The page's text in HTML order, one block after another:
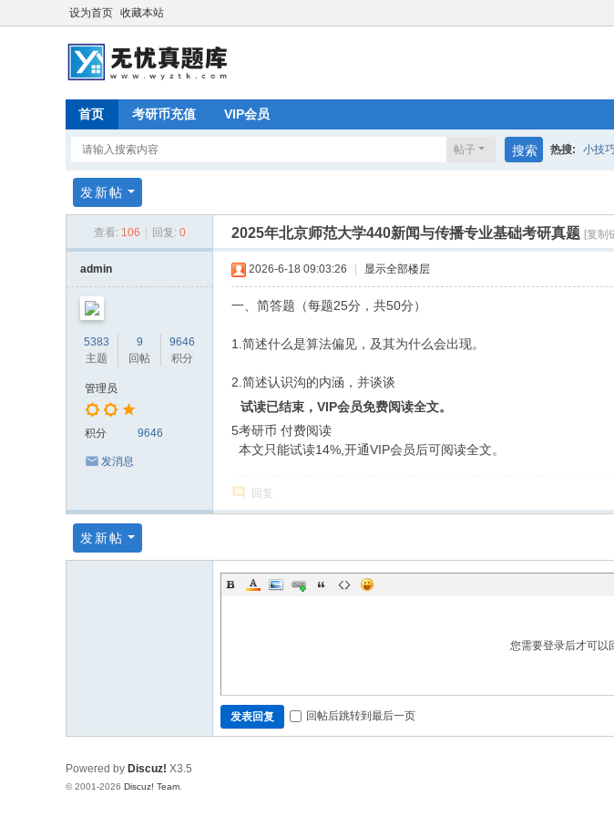
设为首页 收藏本站
首页 考研币充值 VIP会员
帖子 搜索 热搜: 小技
发新帖
查看: 106 回复: 0 2025年北京师范大学440新闻与传播专业基础考研真题 [复制
admin
5383
主题
9
回帖
9646
积分
管理员
积分 9646
发消息
2026-6-18 09:03:26 显示全部楼层
一、简答题（每题25分，共50分）
1.简述什么是算法偏见，及其为什么会出现。
2.简述认识沟的内涵，并谈谈
试读已结束，VIP会员免费阅读全文。
5考研币 付费阅读
本文只能试读14%,开通VIP会员后可阅读全文。
回复
发新帖
您需要登录后才可以
发表回复 回帖后跳转到最后一页
Powered by Discuz! X3.5
© 2001-2026 Discuz! Team